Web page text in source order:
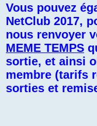
Vous pouvez
NetClub 2017,
nous renvoyer
MEME TEMPS
sortie, et ainsi
membre (tarifs
sorties et